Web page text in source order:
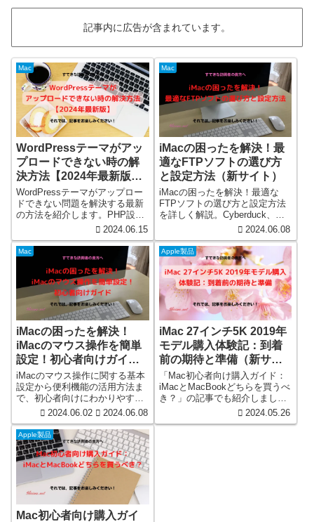
記事内に広告が含まれています。
Mac
WordPressテーマがアッ
プロードできない時の解
決方法【2024年最新版】
（新サイト）
WordPressテーマがアップロー
ドできない問題を解決する最新
の方法を紹介します。PHP設定
の変更、.htaccessファイルの編
いて初心者向けに詳しく説明し
ます。2024年版ガイドで問題を
スムーズに解決！
2024.06.15
Mac
iMacの困ったを解決！最
適なFTPソフトの選び方
と設定方法（新サイト）
iMacの困ったを解決！最適な
FTPソフトの選び方と設定方法
を詳しく解説。Cyberduck、
Transmit、FileZillaの特徴と使い
ティングまで完全ガイド。初心
者でも簡単に理解できる内容
で、iMacユーザー必見です。
2024.06.08
Mac
iMacの困ったを解決！
iMacのマウス操作を簡単
設定！初心者向けガイド
（新サイト）
iMacのマウス操作に関する基本
設定から便利機能の活用方法ま
で、初心者向けにわかりやすく
解説します。右クリックの有効
スワイプ、Mission Controlの設
定方法を詳しく説明。iMacのマ
ウス操作を簡単に設定し、快適
に使いこなすためのガイドで
2024.06.02 2024.06.08
Apple製品
iMac 27インチ5K 2019年
モデル購入体験記：到着
前の期待と準備（新サイ
ト）
「Mac初心者向け購入ガイド：
iMacとMacBookどちらを買うべ
き？」の記事でも紹介しました
が、私の物欲が抑えきれずに結
2024.05.26
Apple製品
Mac初心者向け購入ガイ